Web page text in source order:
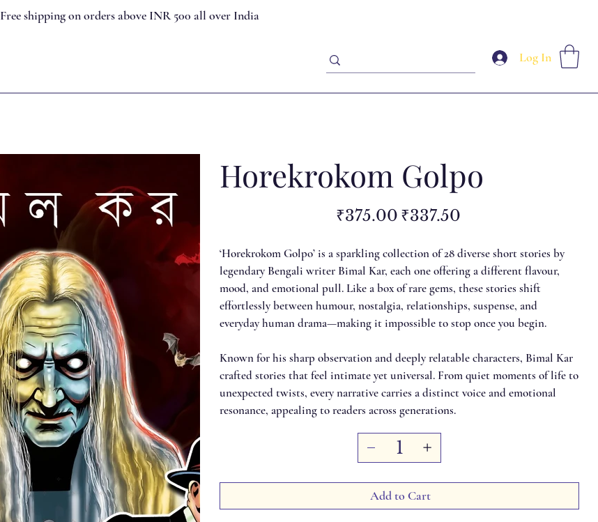
Free shipping on orders above INR 500 all over India
Log In
Horekrokom Golpo
Original
price
₹375.00
Sale
price
₹337.50
‘Horekrokom Golpo’ is a sparkling collection of 28 diverse short stories by
legendary Bengali writer Bimal Kar, each one offering a different flavour,
mood, and emotional pull. Like a box of rare gems, these stories shift
effortlessly between humour, nostalgia, relationships, suspense, and
everyday human drama—making it impossible to stop once you begin.
Known for his sharp observation and deeply relatable characters, Bimal Kar
crafted stories that feel intimate yet universal. From quiet moments of life to
unexpected twists, every narrative carries a distinct voice and emotional
resonance, appealing to readers across generations.
Add to Cart